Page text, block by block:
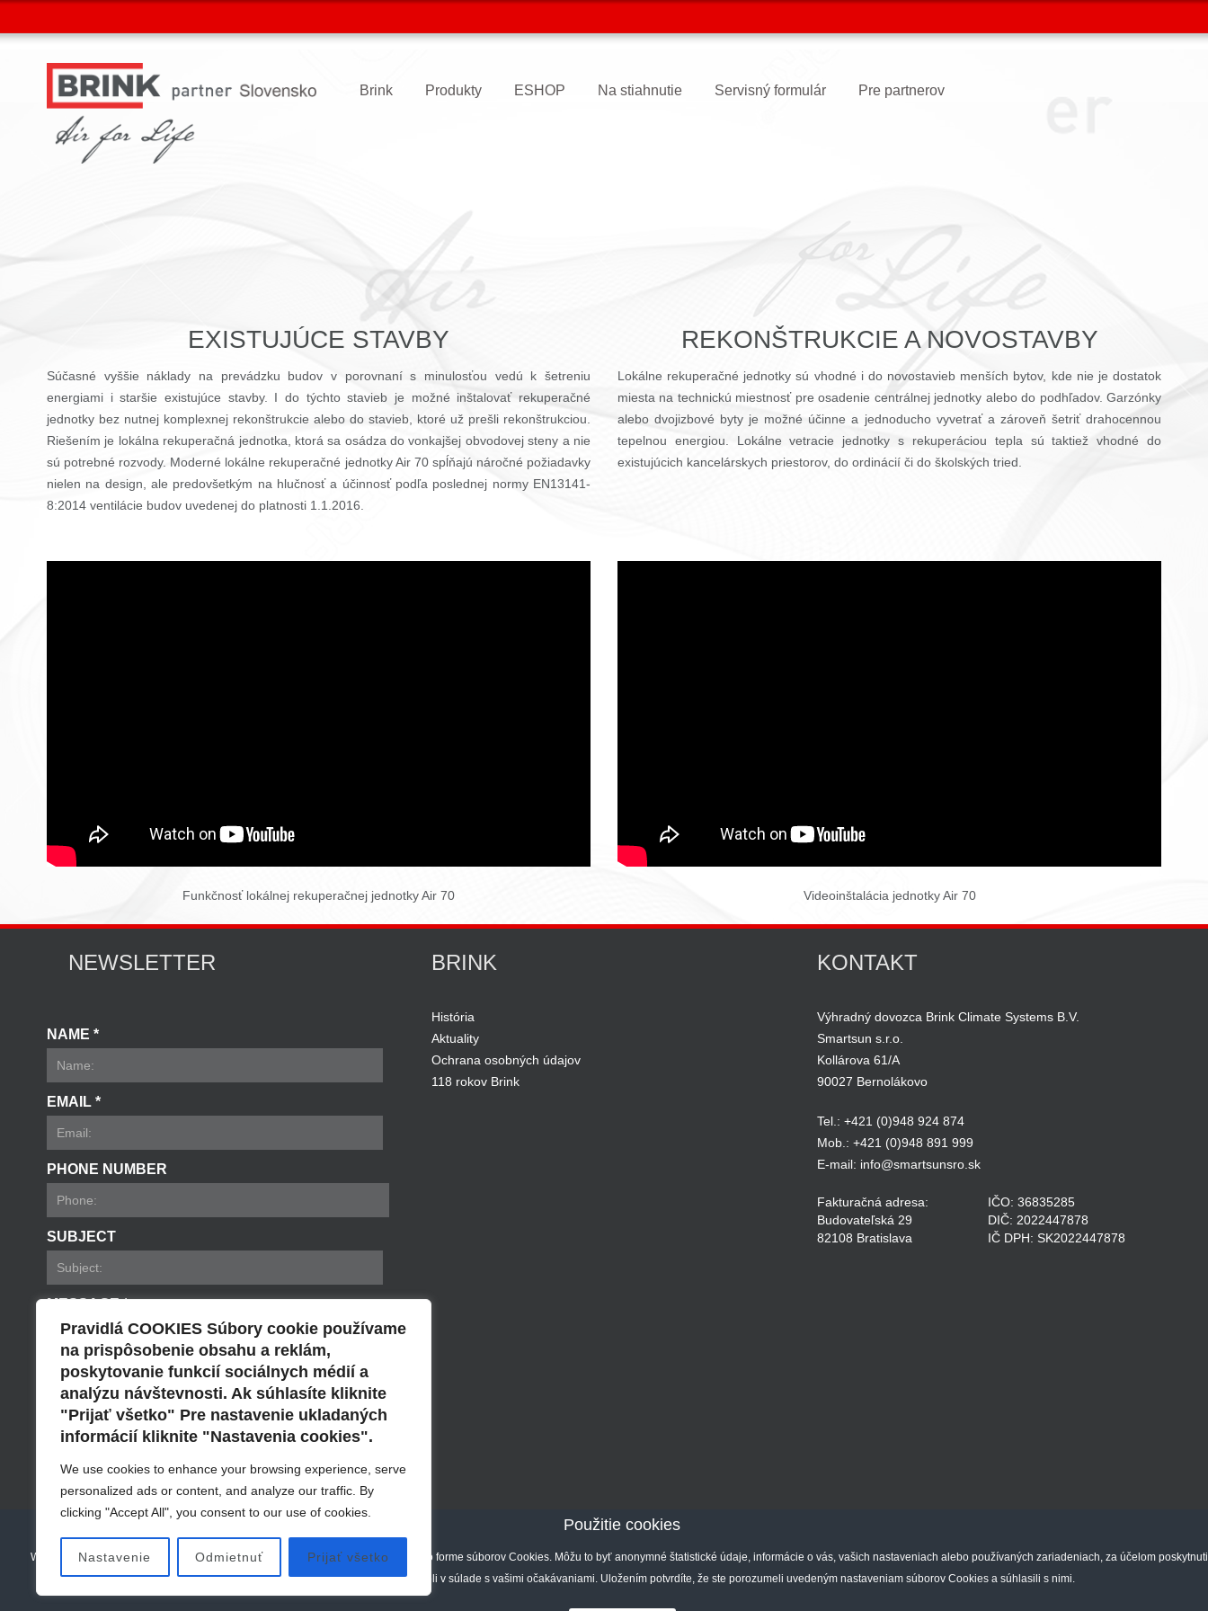
Pravidlá COOKIES Súbory cookie používame
na prispôsobenie obsahu a reklám,
poskytovanie funkcií sociálnych médií a
analýzu návštevnosti. Ak súhlasíte kliknite
"Prijať všetko" Pre nastavenie ukladaných
informácií kliknite "Nastavenia cookies".
We use cookies to enhance your browsing experience, serve
personalized ads or content, and analyze our traffic. By
clicking "Accept All", you consent to our use of cookies.
Nastavenie Odmietnuť Prijať všetko
Brink Produkty ESHOP Na stiahnutie Servisný formulár Pre partnerov
EXISTUJÚCE STAVBY
Súčasné vyššie náklady na prevádzku budov v porovnaní s minulosťou vedú k šetreniu
energiami i staršie existujúce stavby. I do týchto stavieb je možné inštalovať rekuperačné
jednotky bez nutnej komplexnej rekonštrukcie alebo do stavieb, ktoré už prešli rekonštrukciou.
Riešením je lokálna rekuperačná jednotka, ktorá sa osádza do vonkajšej obvodovej steny a nie
sú potrebné rozvody. Moderné lokálne rekuperačné jednotky Air 70 spĺňajú náročné požiadavky
nielen na design, ale predovšetkým na hlučnosť a účinnosť podľa poslednej normy EN13141-
8:2014 ventilácie budov uvedenej do platnosti 1.1.2016.
REKONŠTRUKCIE A NOVOSTAVBY
Lokálne rekuperačné jednotky sú vhodné i do novostavieb menších bytov, kde nie je dostatok
miesta na technickú miestnosť pre osadenie centrálnej jednotky alebo do podhľadov. Garzónky
alebo dvojizbové byty je možné účinne a jednoducho vyvetrať a zároveň šetriť drahocennou
tepelnou energiou. Lokálne vetracie jednotky s rekuperáciou tepla sú taktiež vhodné do
existujúcich kancelárskych priestorov, do ordinácií či do školských tried.
Funkčnosť lokálnej rekuperačnej jednotky Air 70 Videoinštalácia jednotky Air 70
NEWSLETTER
NAME *
EMAIL *
PHONE NUMBER
SUBJECT
MESSAGE *
Send
BRINK
História
Aktuality
Ochrana osobných údajov
118 rokov Brink
KONTAKT
Výhradný dovozca Brink Climate Systems B.V.
Smartsun s.r.o.
Kollárova 61/A
90027 Bernolákovo
Tel.: +421 (0)948 924 874
Mob.: +421 (0)948 891 999
E-mail: info@smartsunsro.sk
Fakturačná adresa:
Budovateľská 29
82108 Bratislava
IČO: 36835285
DIČ: 2022447878
IČ DPH: SK2022447878
© 2016 - 2021 Smartsun Mapa stránky Certifikáty Passive House
Použitie cookies
Webové stránky môžu vo vašom prehliadači ukladať alebo načítavať informácie vo forme súborov Cookies. Môžu to byť anonymné štatistické údaje, informácie o vás, vašich nastaveniach alebo používaných zariadeniach, za účelom
osobného webu alebo k tomu, aby webové stránky boli v súlade s vašimi očakávaniami. Uložením potvrdíte, že ste porozumeli uvedeným nastaveniam súborov Cookies a súhlasili s nimi.